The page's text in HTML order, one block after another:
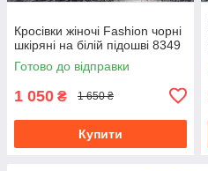
Кросівки жіночі Fashion чорні
шкіряні на білій підошві 8349
Готово до відправки
1 050 ₴ 1 650 ₴
Купити